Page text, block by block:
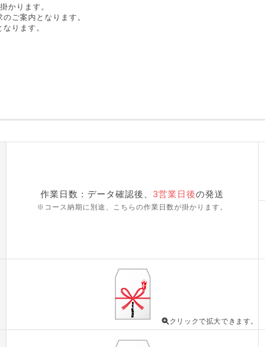
かります。
ご案内となります。
ります。
作業日数：データ確認後、 3営業日後の発送
※コース納期に別途、こちらの作業日数が掛かります。
クリックで拡大できます。